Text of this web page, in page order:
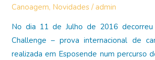
Canoagem, Novidades /admin
No dia 11 de Julho de 2016
Challenge – prova internacional de
realizada em Esposende num percurso